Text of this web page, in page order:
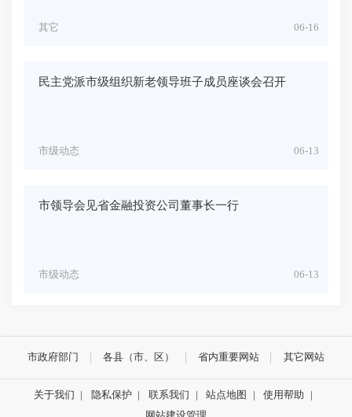
06-16
其它
民主党派市级组织新老领导班子成员座谈会召开
06-13
市级动态
市领导会见省金融投资公司董事长一行
06-13
市级动态
市政府部门 各县（市、区） 省内重要网站 其它网站
关于我们 | 隐私保护 | 联系我们 | 站点地图 | 使用帮助
|